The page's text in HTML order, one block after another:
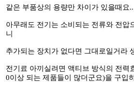
같은 부품상의 용량만 차이가 있을때요..
아무래도 전기는 소비되는 전류와 전압
니
추가되는 장치가 없다면 그대로일거라
전기료 아끼실려면 액티브 방식의 전력
0이상 되는 제품들이 많더군요)을 구입